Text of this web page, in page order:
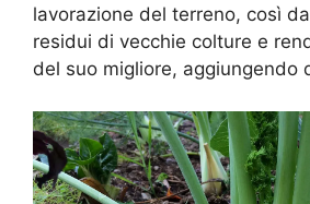
lavorazione del terreno, così
residui di vecchie colture e
del suo migliore, aggiungendo